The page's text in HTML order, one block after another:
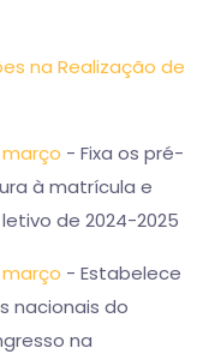
na Realização de
março - Fixa os pré-
à matrícula e
de 2024-2025
março - Estabelece
nacionais do
na